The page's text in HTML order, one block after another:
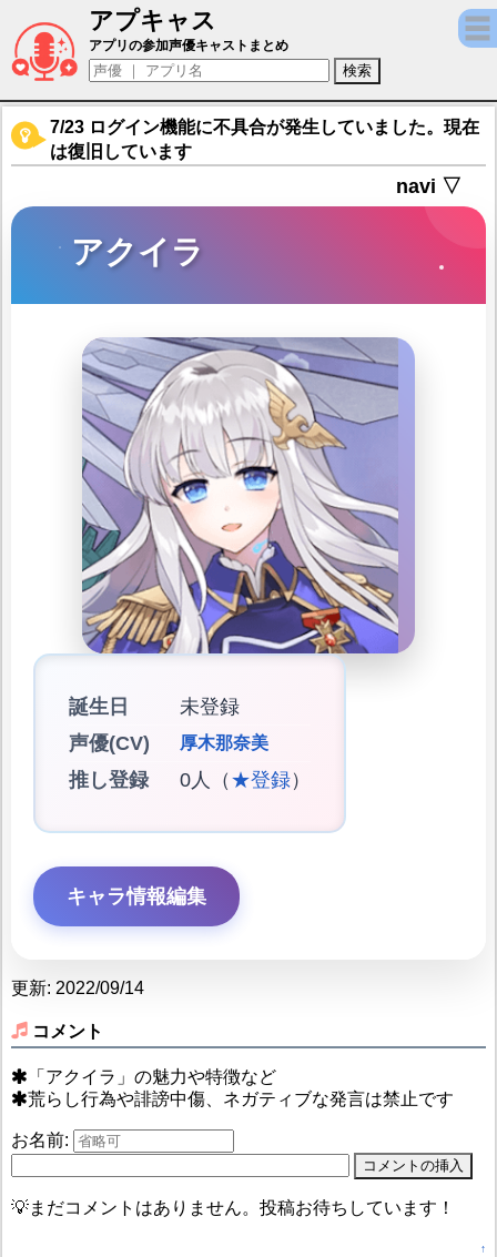
アプキャス
アクイラ（声優：厚木那奈美)【パズルガー
アプリの参加声優キャストまとめ
7/23 ログイン機能に不具合が発生していました。現在
は復旧しています
navi ▽
アクイラ
誕生日
未登録
声優(CV)
厚木那奈美
推し登録 0人（ ★登録）
キャラ情報編集
更新: 2022/09/14
コメント
「アクイラ」の魅力や特徴など
荒らし行為や誹謗中傷、ネガティブな発言は禁止です
お名前:
💡まだコメントはありません。投稿お待ちしています！
↑